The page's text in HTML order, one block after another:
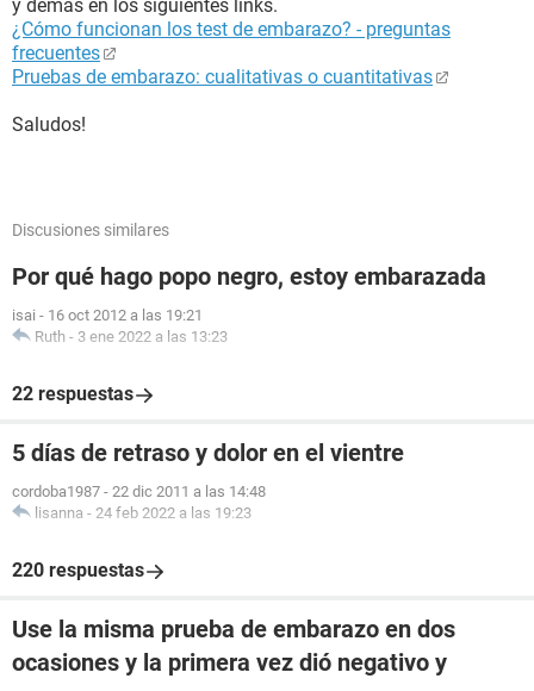
y demás en los siguientes links.
¿Cómo funcionan los test de embarazo? - preguntas
frecuentes
Pruebas de embarazo: cualitativas o cuantitativas
Saludos!
Discusiones similares
Por qué hago popo negro, estoy embarazada
isai - 16 oct 2012 a las 19:21
Ruth - 3 ene 2022 a las 13:23
22 respuestas
5 días de retraso y dolor en el vientre
cordoba1987 - 22 dic 2011 a las 14:48
lisanna - 24 feb 2022 a las 19:23
220 respuestas
Use la misma prueba de embarazo en dos
ocasiones y la primera vez dió negativo y